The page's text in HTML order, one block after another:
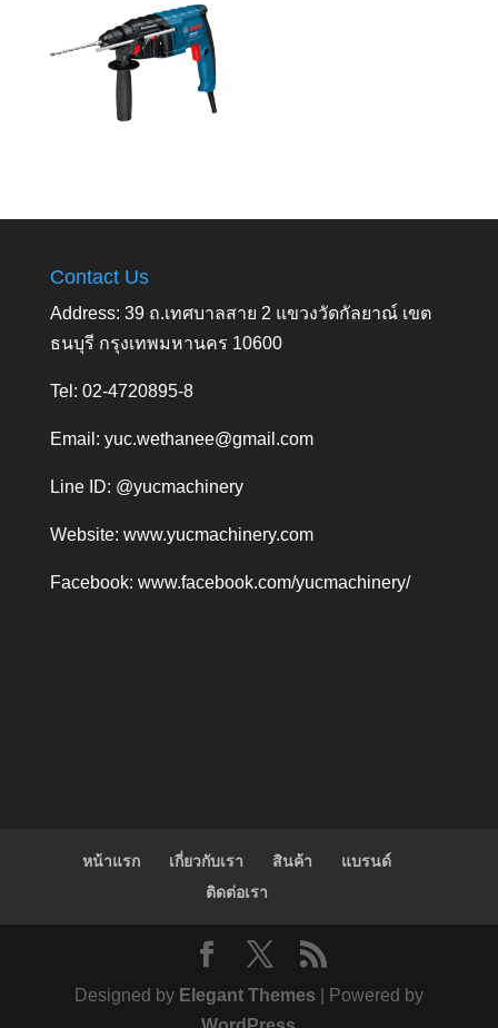
Contact Us
Address: 39 ถ.เทศบาลสาย 2 แขวงวัดกัลยาณ์ เขต
ธนบุรี กรุงเทพมหานคร 10600
Tel: 02-4720895-8
Email: yuc.wethanee@gmail.com
Line ID: @yucmachinery
Website: www.yucmachinery.com
Facebook: www.facebook.com/yucmachinery/
หน้าแรก เกี่ยวกับเรา สินค้า
แบรนด์
ติดต่อเรา
Designed by Elegant Themes | Powered by